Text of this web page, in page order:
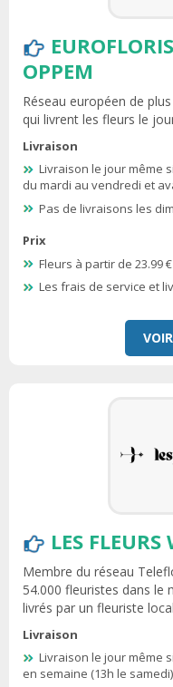
OPPEM
Réseau européen de
qui livrent les fleurs le
Livraison
Livraison le jour même
du mardi au vendredi et
Pas de livraisons les
Prix
Fleurs à partir de 23.99 €
Les frais de service et
LES
Membre du réseau
54.000 fleuristes dans le
livrés par un fleuriste
Livraison
Livraison le jour même
en semaine (13h le samedi)